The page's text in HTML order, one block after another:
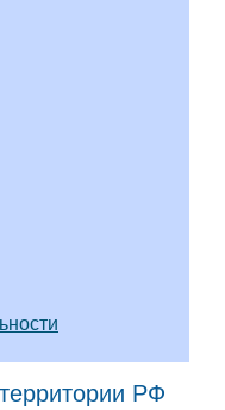
РФ